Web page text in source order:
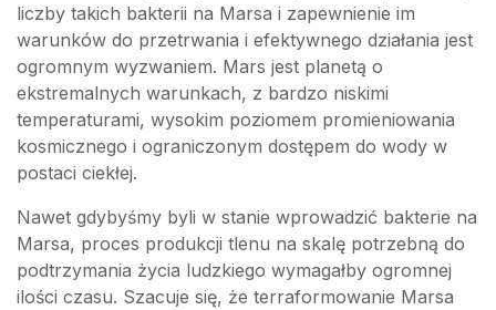
liczby takich bakterii na Marsa i zapewnienie im
warunków do przetrwania i efektywnego działania jest
ogromnym wyzwaniem. Mars jest planetą o
ekstremalnych warunkach, z bardzo niskimi
temperaturami, wysokim poziomem promieniowania
kosmicznego i ograniczonym dostępem do wody w
postaci ciekłej.
Nawet gdybyśmy byli w stanie wprowadzić bakterie na
Marsa, proces produkcji tlenu na skalę potrzebną do
podtrzymania życia ludzkiego wymagałby ogromnej
ilości czasu. Szacuje się, że terraformowanie Marsa